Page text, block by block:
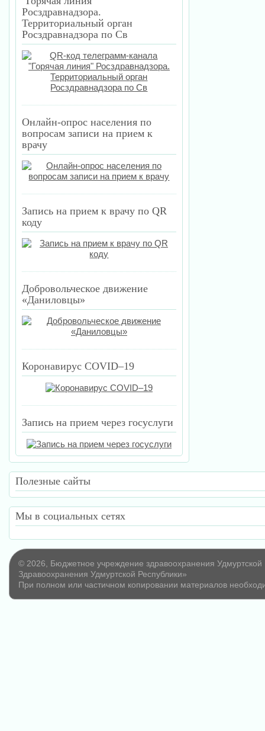
Росздравнадзора.
Территориальный орган
Росздравнадзора по Св
Онлайн-опрос населения по
вопросам записи на прием к
врачу
Запись на прием к врачу по QR
коду
Добровольческое движение
«Даниловцы»
Коронавирус COVID–19
Запись на прием через госуслуги
Полезные сайты
Мы в социальных сетях
© 2026, Бюджетное учреждение здравоохранения
Здравоохранения Удмуртской Республики»
При полном или частичном копировании материалов